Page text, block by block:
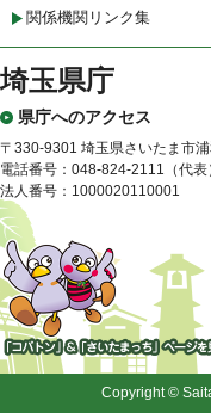
関係機関リンク集
埼玉県庁
県庁へのアクセス
〒330-9301 埼玉県さいたま市
電話番号：048-824-2111（代表
法人番号：1000020110001
「コバトン」&「さいたまっ
Copyright ©